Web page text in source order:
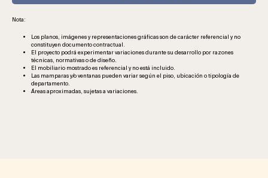
Nota:
Los planos, imágenes y representaciones gráficas son de carácter referencial y no
constituyen documento contractual.
El proyecto podrá experimentar variaciones durante su desarrollo por razones
técnicas, normativas o de diseño.
El mobiliario mostrado es referencial y no está incluido.
Las mamparas y/o ventanas pueden variar según el piso, ubicación o tipología de
departamento.
Áreas aproximadas, sujetas a variaciones.